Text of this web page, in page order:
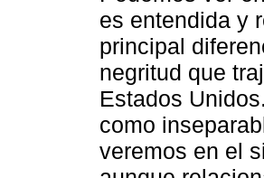
es entendida y
principal
negritud que
Estados
como
veremos en el